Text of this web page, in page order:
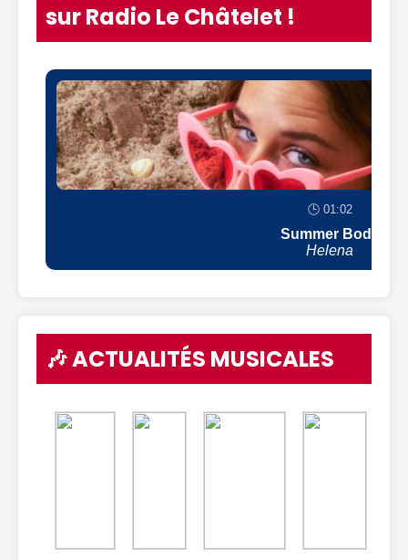
sur Radio Le Châtelet !
🕒 01:02
Summer Body
Helena
🎶 ACTUALITÉS MUSICALES